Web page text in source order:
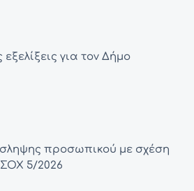
εξελίξεις για τον Δήμο
προσωπικού με σχέση
5/2026